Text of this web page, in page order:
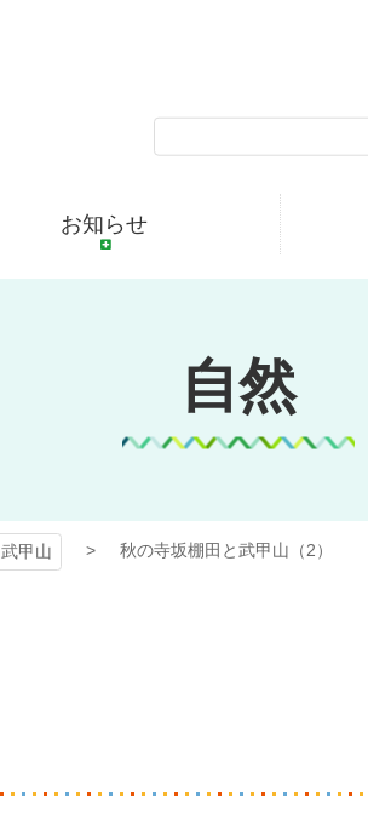
お知らせ
自然
武甲山 秋の寺坂棚田と武甲山（2）